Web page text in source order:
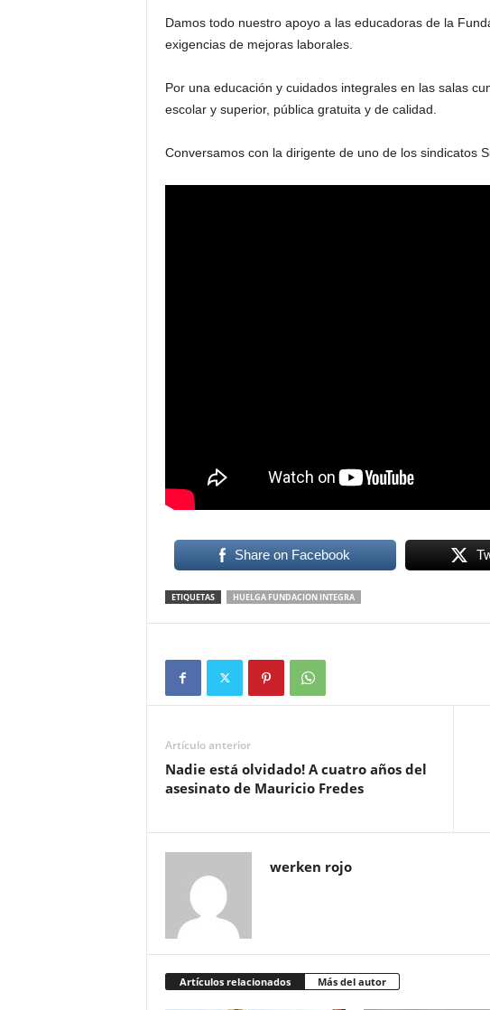
Damos todo nuestro apoyo a las educadoras de la
exigencias de mejoras laborales.
Por una educación y cuidados integrales en las salas
escolar y superior, pública gratuita y de calidad.
Conversamos con la dirigente de uno de los sindicatos
Share on Facebook
ETIQUETAS HUELGA FUNDACION INTEGRA
Artículo anterior
Nadie está olvidado! A cuatro años del
asesinato de Mauricio Fredes
werken rojo
Artículos relacionados Más del autor